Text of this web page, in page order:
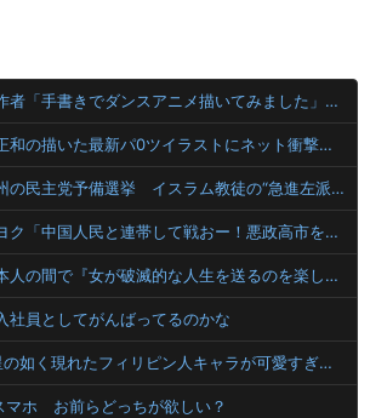
【悲報】ワンダンス作者「手書きでダンスアニメ描いてみました」←アニメの当てつけにしか見えないと話題に
【画像】漫画家・桂正和の描いた最新パ0ツイラストにネット衝撃「この質感の出し方」「実写かと思いました]
アメリカ・ミシガン州の民主党予備選挙 イスラム教徒の“急進左派”候補が勝利確実に⋯トランプ氏は批判
広島平和記念式典パヨク「中国人民と連帯して戦おー！悪政高市を打倒するぞー！」
【画像】韓国人「日本人の間で『女が破滅的な人生を送るのを楽しむ陰湿な趣味』が流行っている」119万バズ
社員としてがんばってるのかな
【画像】スト6に彗星の如く現れたフィリピン人キャラが可愛すぎると話題に！
ホ お前らどっちが欲しい？